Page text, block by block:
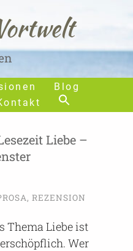
Blog
Liebe –
, REZENSION
Thema Liebe ist
Wer